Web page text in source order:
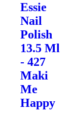
Essie
Nail
Polish
13.5 Ml
- 427
Maki
Me
Happy